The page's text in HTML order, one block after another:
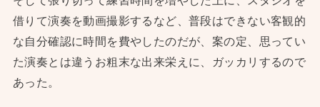
借りて演奏を動画撮影するなど、普段はできない客観的
な自分確認に時間を費やしたのだが、案の定、思ってい
た演奏とは違うお粗末な出来栄えに、ガッカリするので
あった。